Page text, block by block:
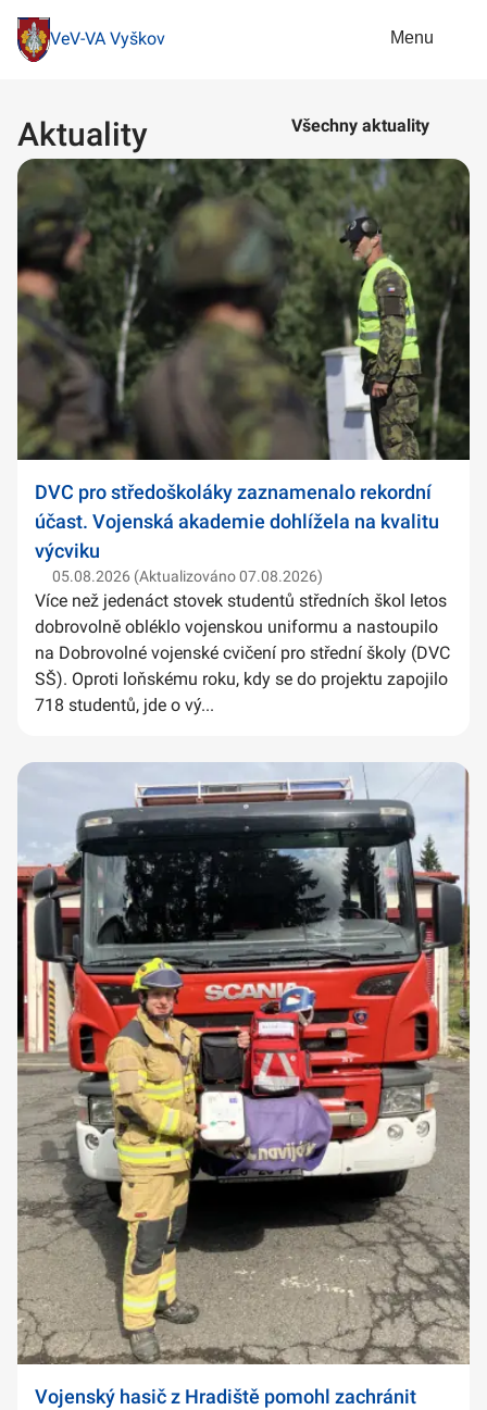
VeV-VA Vyškov Menu
Aktuality Všechny aktuality
DVC pro středoškoláky zaznamenalo rekordní
účast. Vojenská akademie dohlížela na kvalitu
výcviku
05.08.2026 (Aktualizováno 07.08.2026)
Více než jedenáct stovek studentů středních škol letos
dobrovolně obléklo vojenskou uniformu a nastoupilo
na Dobrovolné vojenské cvičení pro střední školy (DVC
SŠ). Oproti loňskému roku, kdy se do projektu zapojilo
718 studentů, jde o vý...
Vojenský hasič z Hradiště pomohl zachránit